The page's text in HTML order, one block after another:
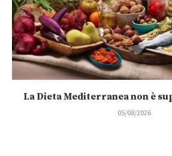
La Dieta Mediterranea non è
05/08/2026